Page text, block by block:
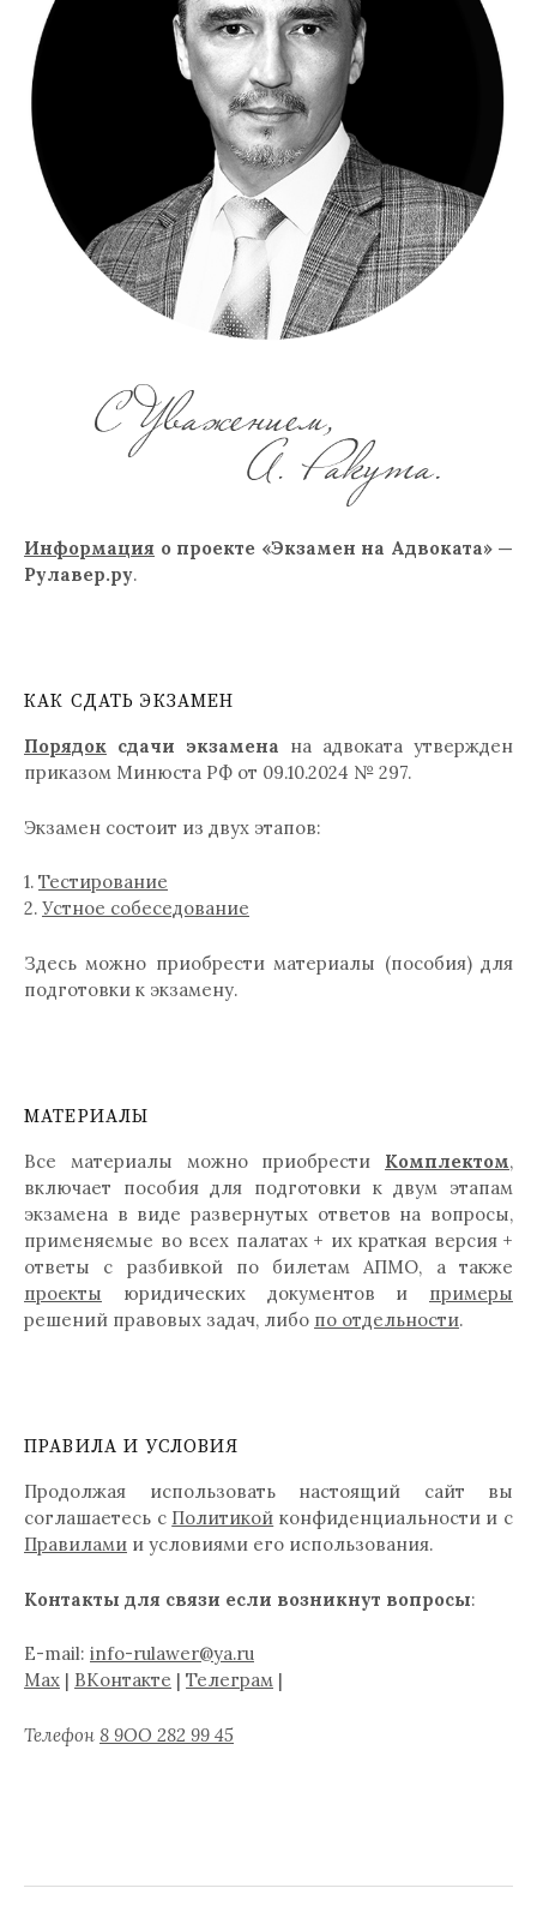
Информация о проекте «Экзамен на Адвоката» —
Рулавер.ру.
КАК СДАТЬ ЭКЗАМЕН
Порядок сдачи экзамена на адвоката утвержден
приказом Минюста РФ от 09.10.2024 № 297.
Экзамен состоит из двух этапов:
1. Тестирование
2. Устное собеседование
Здесь можно приобрести материалы (пособия) для
подготовки к экзамену.
МАТЕРИАЛЫ
Все материалы можно приобрести Комплектом,
включает пособия для подготовки к двум этапам
экзамена в виде развернутых ответов на вопросы,
применяемые во всех палатах + их краткая версия +
ответы с разбивкой по билетам АПМО, а также
проекты юридических документов и примеры
решений правовых задач, либо по отдельности.
ПРАВИЛА И УСЛОВИЯ
Продолжая использовать настоящий сайт вы
соглашаетесь с Политикой конфиденциальности и с
Правилами и условиями его использования.
Контакты для связи если возникнут вопросы:
E-mail: info-rulawer@ya.ru
Max | ВКонтакте | Телеграм |
Телефон 8 9ОО 282 99 45